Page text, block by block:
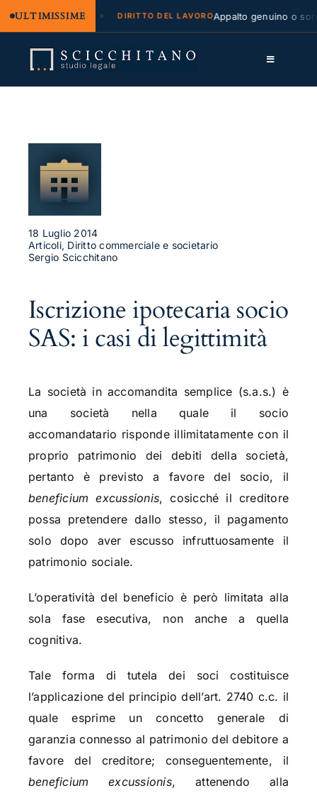
ULTIMISSIME
e regresso DIRITTO DEL LAVOROAppalto genuino o
contenuto
Toggle
Servizi
Approfondimenti
Contatti
18 Luglio 2014
Articoli, Diritto commerciale e societario
Sergio Scicchitano
Iscrizione ipotecaria socio
SAS: i casi di legittimità
La società in accomandita semplice (s.a.s.) è
una società nella quale il socio
accomandatario risponde illimitatamente con il
proprio patrimonio dei debiti della società,
pertanto è previsto a favore del socio, il
beneficium excussionis, cosicché il creditore
possa pretendere dallo stesso, il pagamento
solo dopo aver escusso infruttuosamente il
patrimonio sociale.
L’operatività del beneficio è però limitata alla
sola fase esecutiva, non anche a quella
cognitiva.
Tale forma di tutela dei soci costituisce
l’applicazione del principio dell’art. 2740 c.c. il
quale esprime un concetto generale di
garanzia connesso al patrimonio del debitore a
favore del creditore; conseguentemente, il
beneficium excussionis, attenendo alla